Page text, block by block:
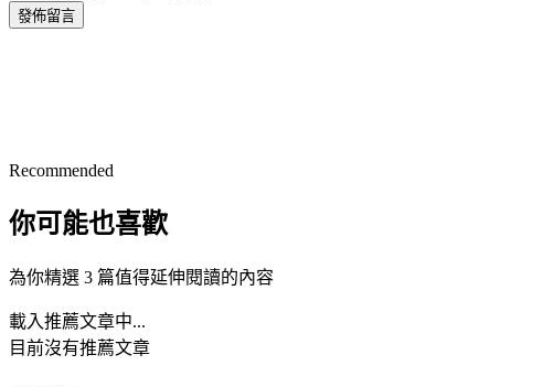
發佈留言
Recommended
你可能也喜歡
為你精選 3 篇值得延伸閱讀的內容
載入推薦文章中...
目前沒有推薦文章